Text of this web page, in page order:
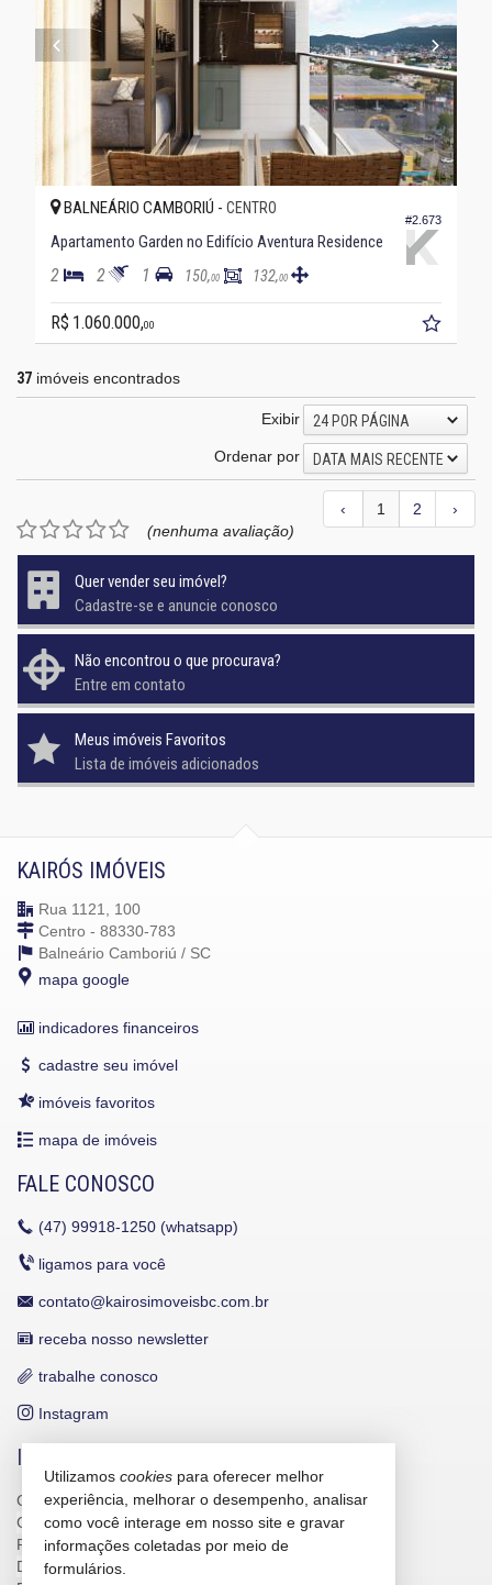
#2.673
BALNEÁRIO CAMBORIÚ - CENTRO
Apartamento Garden no Edifício Aventura Residence
2 2 1 150,00 132,00
R$ 1.060.000,00
37 imóveis encontrados
Exibir
24 POR PÁGINA
Ordenar por
DATA MAIS RECENTE
‹ 1 2
›
(nenhuma avaliação)
Quer vender seu imóvel?
Cadastre-se e anuncie conosco
Não encontrou o que procurava?
Entre em contato
Meus imóveis Favoritos
Lista de imóveis adicionados
KAIRÓS IMÓVEIS
Rua 1121, 100
Centro - 88330-783
Balneário Camboriú / SC
mapa google
indicadores financeiros
cadastre seu imóvel
imóveis favoritos
mapa de imóveis
FALE CONOSCO
(47) 99918-1250 (whatsapp)
ligamos para você
contato@kairosimoveisbc.com.br
receba nosso newsletter
trabalhe conosco
Instagram
INDICADORES FINANCEIROS
CUB /SC
R$ 3.151,24
CUB /SC variação
0,95%
Poupança
0,6738%
Dólar Comercial
Utilizamos cookies para oferecer melhor
experiência, melhorar o desempenho, analisar
como você interage em nosso site e gravar
informações coletadas por meio de
formulários.